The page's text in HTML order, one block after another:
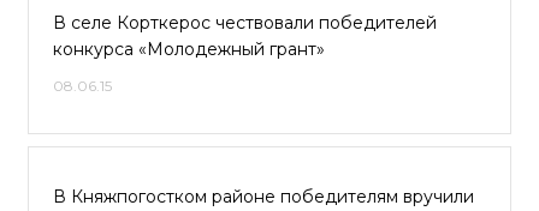
В селе Корткерос чествовали победителей
конкурса «Молодежный грант»
08.06.15
В Княжпогостком районе победителям вручили